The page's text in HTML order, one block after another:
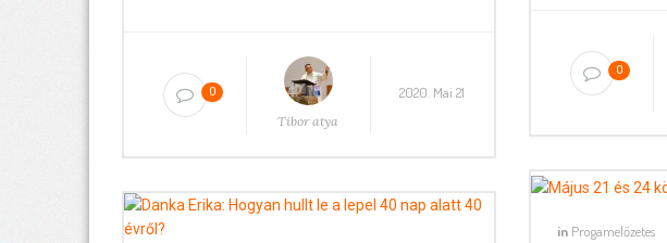
0
Tibor atya
2020. Mai 21
0
in Progamelőzetes